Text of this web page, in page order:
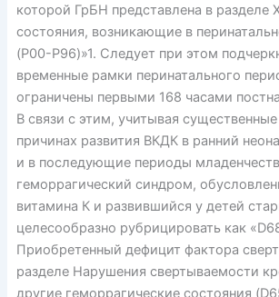
которой ГрБН представлена в разделе
состояния, возникающие в
(P00-P96)»1. Следует при этом
временные рамки перинатального
ограничены первыми 168 часами
В связи с этим, учитывая
причинах развития ВКДК в ранний
и в последующие периоды
геморрагический синдром,
витамина К и развившийся у детей
целесообразно рубрицировать как
Приобретенный дефицит фактора
разделе Нарушения свертываемости
другие геморрагические состояния